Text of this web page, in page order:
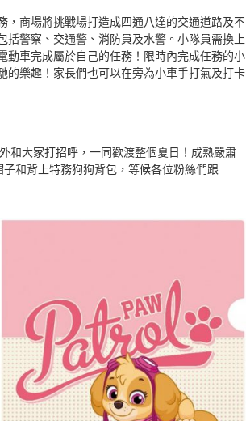
，商場將挑戰場打造成四通八達的交通道路及不
括警察、交通警、消防員及水警。小隊員需換上
動車完成屬於自己的任務！限時內完成任務的小
的樂趣！家長們也可以在旁為小車手打氣及打卡
和大家打招呼，一同歡渡整個夏日！成熟嚴肅
和背上特務狗狗背包，等候各位粉絲們跟